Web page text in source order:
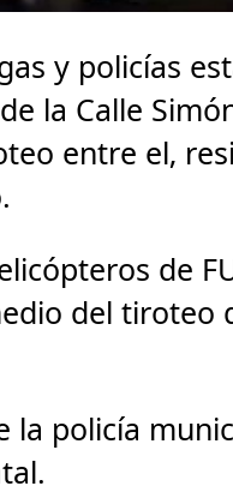
y policías
la Calle
entre el,
de
del tiroteo
la policía